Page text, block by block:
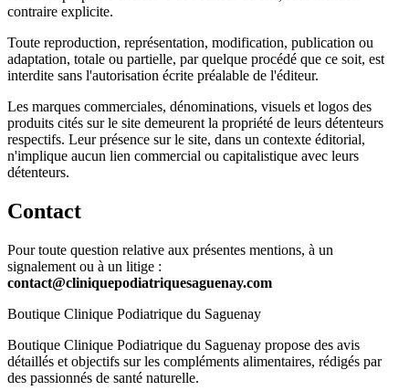
contraire explicite.
Toute reproduction, représentation, modification, publication ou
adaptation, totale ou partielle, par quelque procédé que ce soit, est
interdite sans l'autorisation écrite préalable de l'éditeur.
Les marques commerciales, dénominations, visuels et logos des
produits cités sur le site demeurent la propriété de leurs détenteurs
respectifs. Leur présence sur le site, dans un contexte éditorial,
n'implique aucun lien commercial ou capitalistique avec leurs
détenteurs.
Contact
Pour toute question relative aux présentes mentions, à un
signalement ou à un litige :
contact@cliniquepodiatriquesaguenay.com
Boutique Clinique Podiatrique du Saguenay
Boutique Clinique Podiatrique du Saguenay propose des avis
détaillés et objectifs sur les compléments alimentaires, rédigés par
des passionnés de santé naturelle.